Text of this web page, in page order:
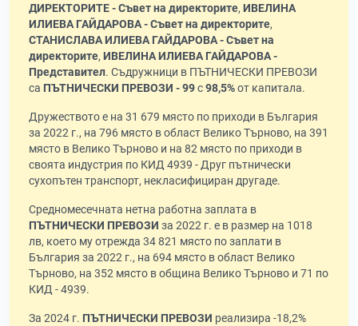
ДИРЕКТОРИТЕ - Съвет на директорите, ИВЕЛИНА
ИЛИЕВА ГАЙДАРОВА - Съвет на директорите,
СТАНИСЛАВА ИЛИЕВА ГАЙДАРОВА - Съвет на
директорите, ИВЕЛИНА ИЛИЕВА ГАЙДАРОВА -
Представител. Съдружници в ПЪТНИЧЕСКИ ПРЕВОЗИ
са ПЪТНИЧЕСКИ ПРЕВОЗИ - 99с98,5%от капитала.
Дружеството е на 31 679 място по приходи в България
за 2022 г., на 796 място в област Велико Търново, на 391
място в Велико Търново и на 82 място по приходи в
своята индустрия по КИД 4939 - Друг пътнически
сухопътен транспорт, некласифициран другаде.
Средномесечната нетна работна заплата в
ПЪТНИЧЕСКИ ПРЕВОЗИ за 2022 г. е в размер на 1018
лв, което му отрежда 34 821 място по заплати в
България за 2022 г., на 694 място в област Велико
Търново, на 352 място в община Велико Търново и 71 по
КИД - 4939.
За 2024 г. ПЪТНИЧЕСКИ ПРЕВОЗИ реализира -18,2%